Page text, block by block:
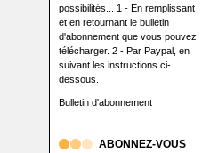
possibilités... 1 - En remplissant
et en retournant le bulletin
d'abonnement que vous pouvez
télécharger. 2 - Par Paypal, en
suivant les instructions ci-
dessous.
Bulletin d'abonnement
ABONNEZ-VOUS